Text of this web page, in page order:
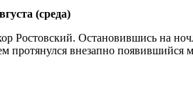
(среда)
Ростовский. Остановившись на
протянулся внезапно